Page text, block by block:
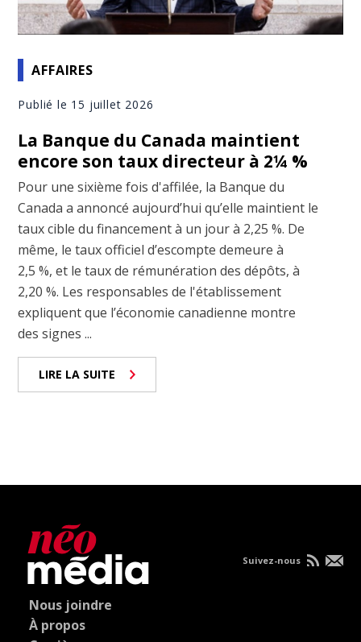
AFFAIRES
Publié le 15 juillet 2026
La Banque du Canada maintient
encore son taux directeur à 2¼ %
Pour une sixième fois d'affilée, la Banque du
Canada a annoncé aujourd’hui qu’elle maintient le
taux cible du financement à un jour à 2,25 %. De
même, le taux officiel d’escompte demeure à
2,5 %, et le taux de rémunération des dépôts, à
2,20 %. Les responsables de l'établissement
expliquent que l’économie canadienne montre
des signes ...
LIRE LA SUITE
Nous joindre
À propos
Suivez-nous